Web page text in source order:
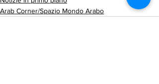
Arab Corner/Spazio Mondo Arabo